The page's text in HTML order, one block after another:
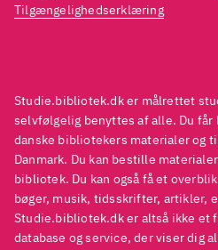
Studie.bibliotek.dk er målrettet
selvfølgelig benyttes af alle. Du får
danske bibliotekers materialer og
Danmark. Du kan bestille
bibliotek. Du kan også få et
bøger, musik, tidsskrifter, artikler,
Studie.bibliotek.dk er altså ikke et
database og service, der viser dig
Tilgængelighedserklæring